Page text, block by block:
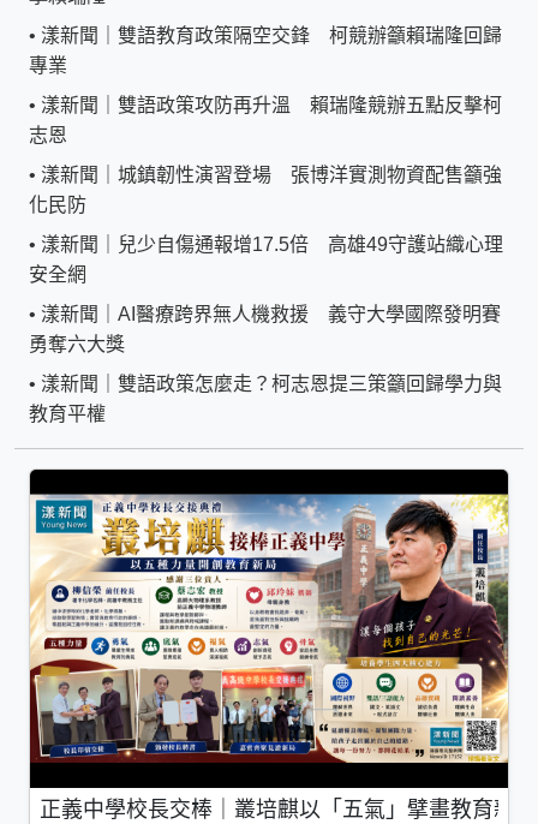
• 漾新聞｜雙語教育政策隔空交鋒 柯競辦籲賴瑞隆回歸
專業
• 漾新聞｜雙語政策攻防再升溫 賴瑞隆競辦五點反擊柯
志恩
• 漾新聞｜城鎮韌性演習登場 張博洋實測物資配售籲強
化民防
• 漾新聞｜兒少自傷通報增17.5倍 高雄49守護站織心理
安全網
• 漾新聞｜AI醫療跨界無人機救援 義守大學國際發明賽
勇奪六大獎
• 漾新聞｜雙語政策怎麼走？柯志恩提三策籲回歸學力與
教育平權
正義中學校長交棒｜叢培麒以「五氣」擘畫教育新局